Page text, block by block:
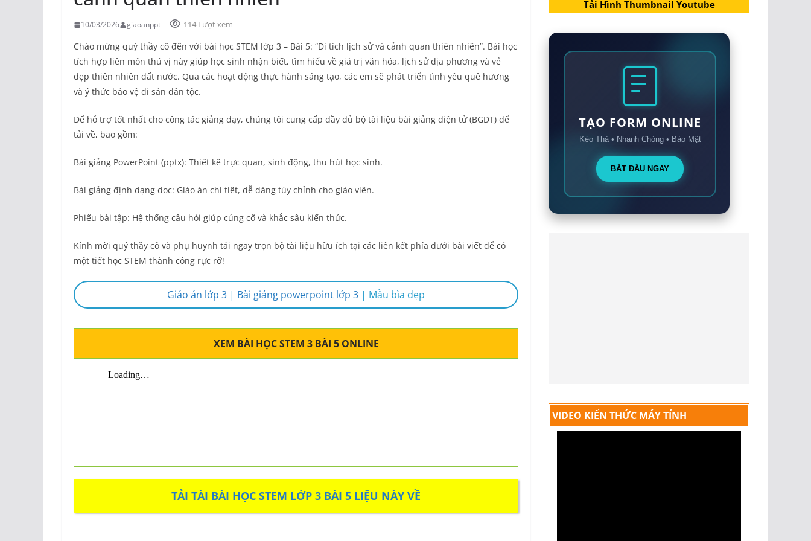
10/03/2026 giaoanppt 114 Lượt xem
Chào mừng quý thầy cô đến với bài học STEM lớp 3 – Bài 5: “Di tích lịch sử và cảnh quan thiên nhiên”. Bài học
tích hợp liên môn thú vị này giúp học sinh nhận biết, tìm hiểu về giá trị văn hóa, lịch sử địa phương và vẻ
đẹp thiên nhiên đất nước. Qua các hoạt động thực hành sáng tạo, các em sẽ phát triển tình yêu quê hương
và ý thức bảo vệ di sản dân tộc.
Để hỗ trợ tốt nhất cho công tác giảng dạy, chúng tôi cung cấp đầy đủ bộ tài liệu bài giảng điện tử (BGDT) để
tải về, bao gồm:
Bài giảng PowerPoint (pptx): Thiết kế trực quan, sinh động, thu hút học sinh.
Bài giảng định dạng doc: Giáo án chi tiết, dễ dàng tùy chỉnh cho giáo viên.
Phiếu bài tập: Hệ thống câu hỏi giúp củng cố và khắc sâu kiến thức.
Kính mời quý thầy cô và phụ huynh tải ngay trọn bộ tài liệu hữu ích tại các liên kết phía dưới bài viết để có
một tiết học STEM thành công rực rỡ!
Giáo án lớp 3 | Bài giảng powerpoint lớp 3 | Mẫu bìa đẹp
XEM BÀI HỌC STEM 3 BÀI 5 ONLINE
TẢI TÀI BÀI HỌC STEM LỚP 3 BÀI 5 LIỆU NÀY VỀ
Tải Hình Thumbnail Youtube
TẠO FORM ONLINE
Kéo Thả • Nhanh Chóng • Bảo Mật
BẮT ĐẦU NGAY
VIDEO KIẾN THỨC MÁY TÍNH